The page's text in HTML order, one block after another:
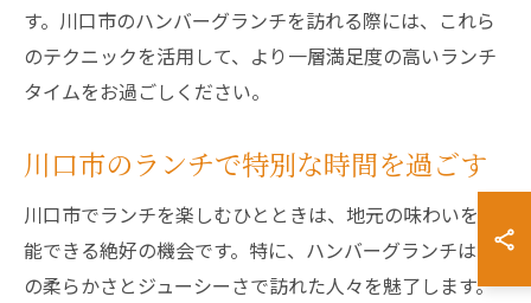
す。川口市のハンバーグランチを訪れる際には、これら
のテクニックを活用して、より一層満足度の高いランチ
タイムをお過ごしください。
川口市のランチで特別な時間を過ごす
川口市でランチを楽しむひとときは、地元の味わいを堪
能できる絶好の機会です。特に、ハンバーグランチはそ
の柔らかさとジューシーさで訪れた人々を魅了します。